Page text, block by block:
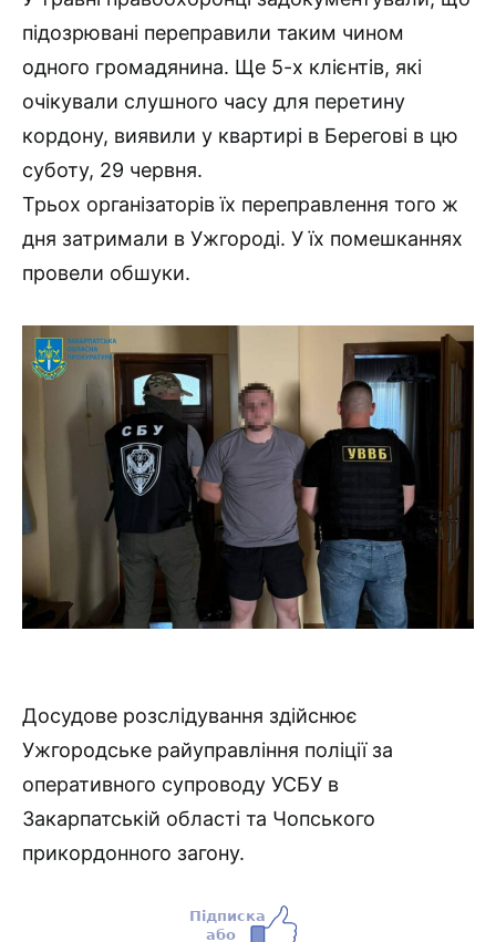
підозрювані переправили таким чином
одного громадянина. Ще 5-х клієнтів, які
очікували слушного часу для перетину
кордону, виявили у квартирі в Берегові в цю
суботу, 29 червня.
Трьох організаторів їх переправлення того ж
дня затримали в Ужгороді. У їх помешканнях
провели обшуки.
Досудове розслідування здійснює
Ужгородське райуправління поліції за
оперативного супроводу УСБУ в
Закарпатській області та Чопського
прикордонного загону.